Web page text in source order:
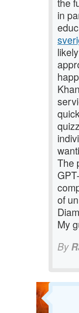
the
in
The
of
My
By